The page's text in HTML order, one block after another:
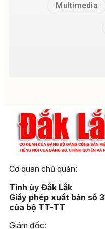
Multimedia
Cơ quan chủ quản:
Tỉnh ủy Đắk Lắk
Giấy phép xuất bản số
của bộ TT-TT
Giám đốc: